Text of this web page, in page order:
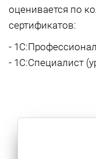
оценивается по
сертификатов:
-
- 1С:Специалист